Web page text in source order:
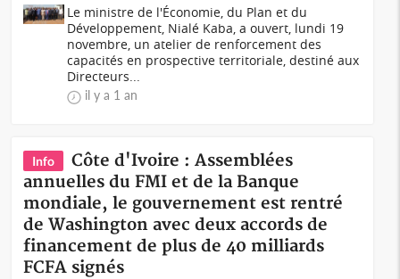
Le ministre de l'Économie, du Plan et du
Développement, Nialé Kaba, a ouvert, lundi 19
novembre, un atelier de renforcement des
capacités en prospective territoriale, destiné aux
Directeurs...
il y a 1 an
Info
Côte d'Ivoire : Assemblées
annuelles du FMI et de la Banque
mondiale, le gouvernement est rentré
de Washington avec deux accords de
financement de plus de 40 milliards
FCFA signés